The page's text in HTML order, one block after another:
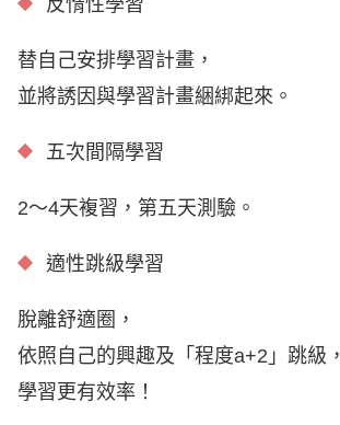
反惰性學習
替自己安排學習計畫，
並將誘因與學習計畫綑綁起來。
五次間隔學習
2～4天複習，第五天測驗。
適性跳級學習
脫離舒適圈，
依照自己的興趣及「程度a+2」跳級，
學習更有效率！